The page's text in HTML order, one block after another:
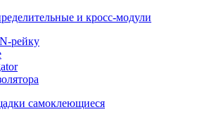
и кросс-модули
рейку
самоклеющиеся